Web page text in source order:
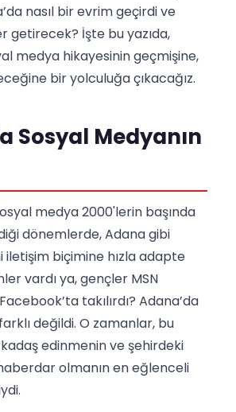
nasıl bir evrim geçirdi ve
getirecek? İşte bu yazıda,
medya hikayesinin geçmişine,
bir yolculuğa çıkacağız.
Sosyal Medyanın
medya 2000'lerin başında
dönemlerde, Adana gibi
iletişim biçimine hızla adapte
vardı ya, gençler MSN
takılırdı? Adana’da
değildi. O zamanlar, bu
edinmenin ve şehirdeki
olmanın en eğlenceli